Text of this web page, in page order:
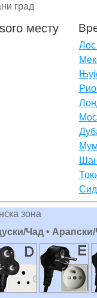
град
месту
зона
Чад •